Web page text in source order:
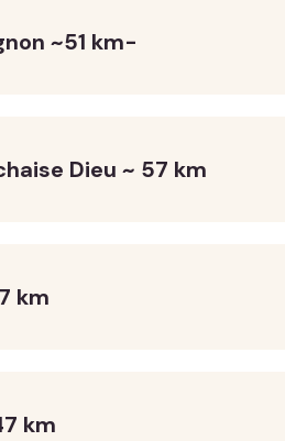
~51 km-
Dieu ~ 57 km
km
km